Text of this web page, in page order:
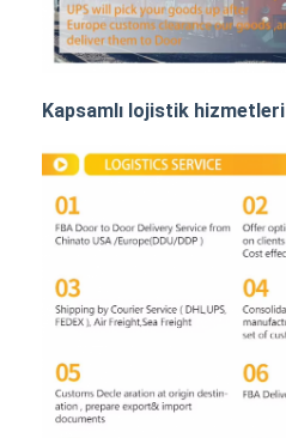
Kamyon Taşımacılığı
Kapsamlı lojistik hizmetleri